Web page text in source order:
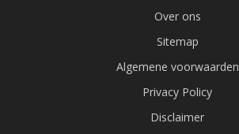
Over ons
Sitemap
Algemene voorwaarden
Privacy Policy
Disclaimer